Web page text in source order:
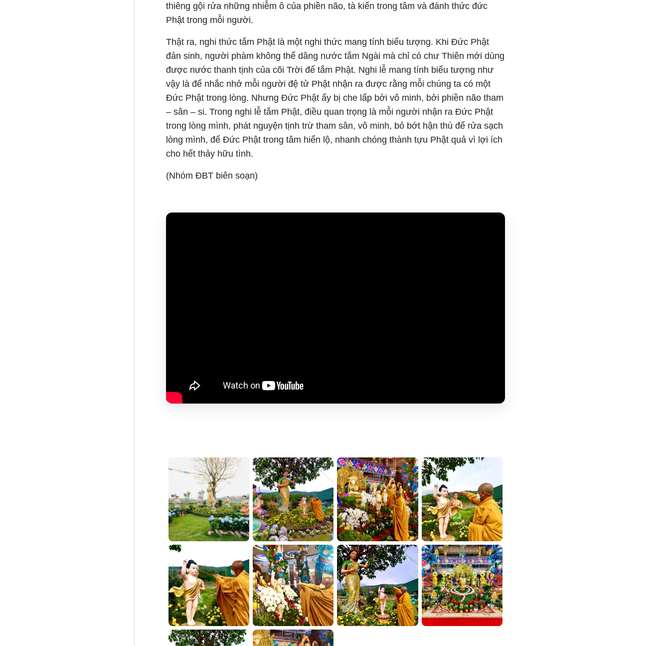
thiêng gội rửa những nhiễm ô của phiền não, tà kiến trong tâm và đánh thức đức
Phật trong mỗi người.
Thật ra, nghi thức tắm Phật là một nghi thức mang tính biểu tượng. Khi Đức Phật
đản sinh, người phàm không thể dâng nước tắm Ngài mà chỉ có chư Thiên mới dùng
được nước thanh tịnh của cõi Trời để tắm Phật. Nghi lễ mang tính biểu tượng như
vậy là để nhắc nhở mỗi người đệ tử Phật nhận ra được rằng mỗi chúng ta có một
Đức Phật trong lòng. Nhưng Đức Phật ấy bị che lấp bởi vô minh, bởi phiền não tham
– sân – si. Trong nghi lễ tắm Phật, điều quan trọng là mỗi người nhận ra Đức Phật
trong lòng mình, phát nguyện tịnh trừ tham sân, vô minh, bỏ bớt hận thù để rửa sạch
lòng mình, để Đức Phật trong tâm hiển lộ, nhanh chóng thành tựu Phật quả vì lợi ích
cho hết thảy hữu tình.
(Nhóm ĐBT biên soạn)